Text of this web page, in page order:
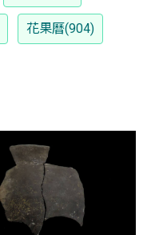
花果曆(904)